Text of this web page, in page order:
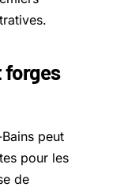
forges
peut
pour les
de